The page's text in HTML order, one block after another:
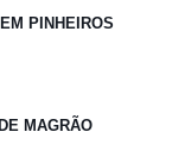
PINHEIROS
MAGRÃO